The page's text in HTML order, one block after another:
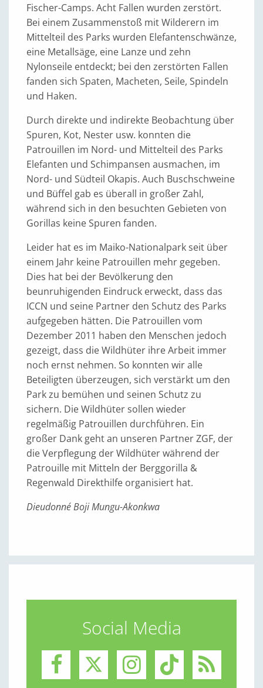
Fischer-Camps. Acht Fallen wurden zerstört.
Bei einem Zusammenstoß mit Wilderern im
Mittelteil des Parks wurden Elefantenschwänze,
eine Metallsäge, eine Lanze und zehn
Nylonseile entdeckt; bei den zerstörten Fallen
fanden sich Spaten, Macheten, Seile, Spindeln
und Haken.
Durch direkte und indirekte Beobachtung über
Spuren, Kot, Nester usw. konnten die
Patrouillen im Nord- und Mittelteil des Parks
Elefanten und Schimpansen ausmachen, im
Nord- und Südteil Okapis. Auch Buschschweine
und Büffel gab es überall in großer Zahl,
während sich in den besuchten Gebieten von
Gorillas keine Spuren fanden.
Leider hat es im Maiko-Nationalpark seit über
einem Jahr keine Patrouillen mehr gegeben.
Dies hat bei der Bevölkerung den
beunruhigenden Eindruck erweckt, dass das
ICCN und seine Partner den Schutz des Parks
aufgegeben hätten. Die Patrouillen vom
Dezember 2011 haben den Menschen jedoch
gezeigt, dass die Wildhüter ihre Arbeit immer
noch ernst nehmen. So konnten wir alle
Beteiligten überzeugen, sich verstärkt um den
Park zu bemühen und seinen Schutz zu
sichern. Die Wildhüter sollen wieder
regelmäßig Patrouillen durchführen. Ein
großer Dank geht an unseren Partner ZGF, der
die Verpflegung der Wildhüter während der
Patrouille mit Mitteln der Berggorilla &
Regenwald Direkthilfe organisiert hat.
Dieudonné Boji Mungu-Akonkwa
Social Media